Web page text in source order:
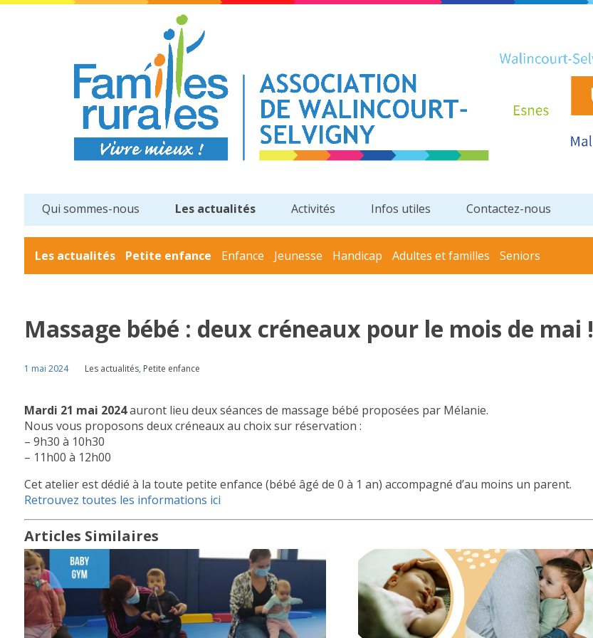
Qui sommes-nous Les actualités Activités Infos utiles Contactez-nous
Les actualités Petite enfance Enfance Jeunesse Handicap Adultes et familles Seniors
Massage bébé : deux créneaux pour le mois de mai !
1 mai 2024 Les actualités, Petite enfance
Mardi 21 mai 2024auront lieu deux séances de massage bébé proposées par Mélanie.
Nous vous proposons deux créneaux au choix sur réservation :
– 9h30 à 10h30
– 11h00 à 12h00
Cet atelier est dédié à la toute petite enfance (bébé âgé de 0 à 1 an) accompagné d’au moins un parent.
Retrouvez toutes les informations ici
Articles Similaires